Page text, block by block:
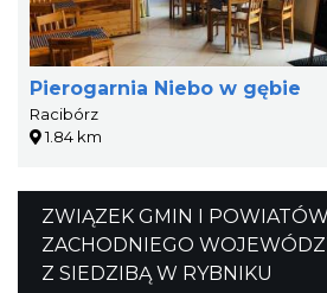
Pierogarnia Niebo w gębie
Racibórz
1.84 km
ZWIĄZEK GMIN I
ZACHODNIEGO
Z SIEDZIBĄ W RYBNIKU